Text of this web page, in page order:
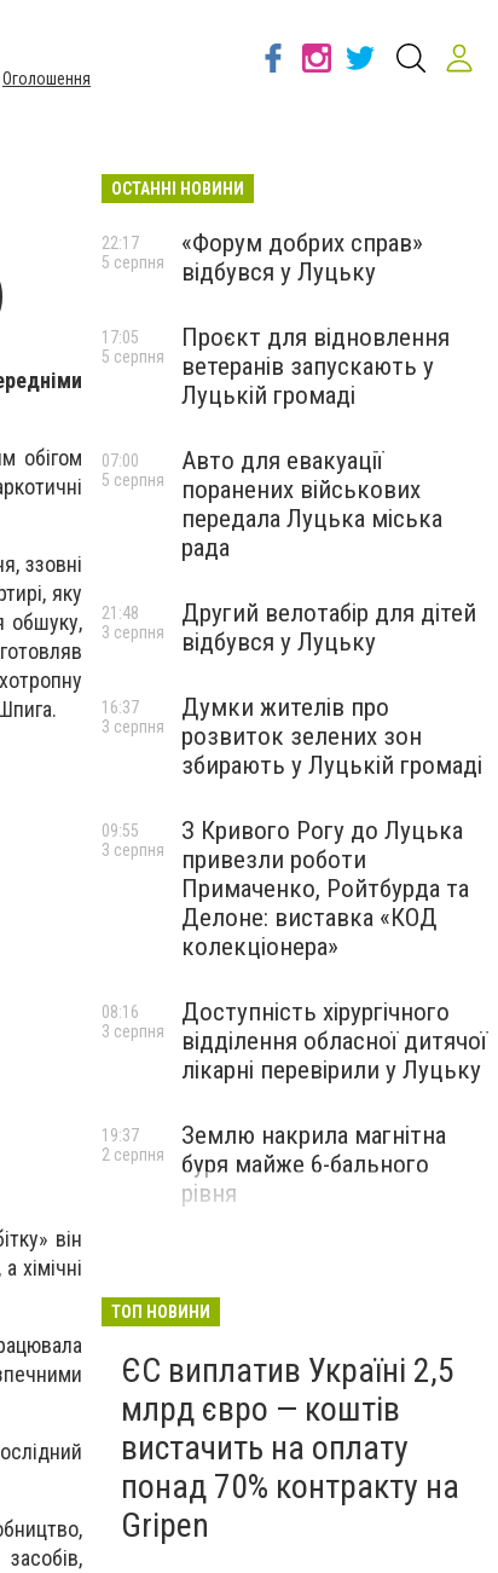
Оголошення
обігом
ззовні
яку
обшуку,
він
хімічні
ОСТАННІ НОВИНИ
«Форум добрих справ»
відбувся у Луцьку
22:17
5 серпня
Проєкт для відновлення
ветеранів запускають у
Луцькій громаді
17:05
5 серпня
Авто для евакуації
поранених військових
передала Луцька міська
рада
07:00
5 серпня
Другий велотабір для дітей
відбувся у Луцьку
21:48
3 серпня
Думки жителів про
розвиток зелених зон
збирають у Луцькій громаді
16:37
3 серпня
З Кривого Рогу до Луцька
привезли роботи
Примаченко, Ройтбурда та
Делоне: виставка «КОД
колекціонера»
09:55
3 серпня
Доступність хірургічного
відділення обласної дитячої
лікарні перевірили у Луцьку
08:16
3 серпня
Землю накрила магнітна
буря майже 6-бального
рівня
19:37
2 серпня
ТОП НОВИНИ
ЄС виплатив Україні 2,5
млрд євро — коштів
вистачить на оплату
понад 70% контракту на
Gripen